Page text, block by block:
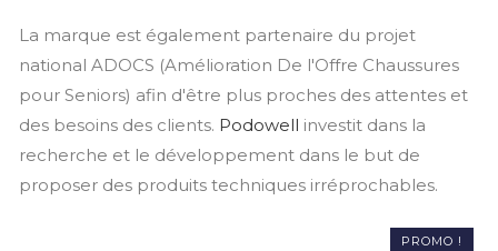
La marque est également partenaire du projet
national ADOCS (Amélioration De l'Offre Chaussures
pour Seniors) afin d'être plus proches des attentes et
des besoins des clients. Podowell investit dans la
recherche et le développement dans le but de
proposer des produits techniques irréprochables.
PROMO !